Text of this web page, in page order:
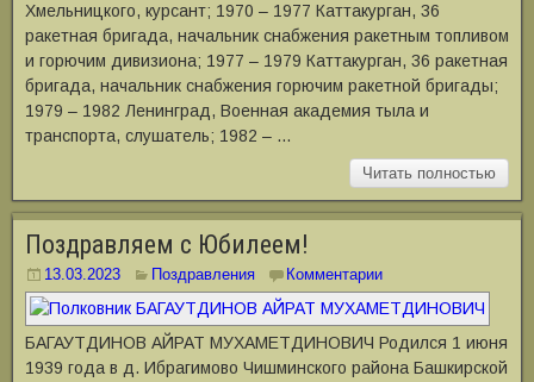
Хмельницкого, курсант; 1970 – 1977 Каттакурган, 36
ракетная бригада, начальник снабжения ракетным топливом
и горючим дивизиона; 1977 – 1979 Каттакурган, 36 ракетная
бригада, начальник снабжения горючим ракетной бригады;
1979 – 1982 Ленинград, Военная академия тыла и
транспорта, слушатель; 1982 – …
Читать полностью
Поздравляем с Юбилеем!
13.03.2023 Поздравления Комментарии
БАГАУТДИНОВ АЙРАТ МУХАМЕТДИНОВИЧ Родился 1 июня
1939 года в д. Ибрагимово Чишминского района Башкирской